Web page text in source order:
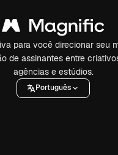
para você direcionar seu
de assinantes entre
agências e estúdios.
Português